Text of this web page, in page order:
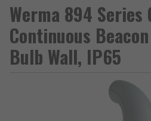
Werma 894 Series
Continuous
Bulb Wall, IP65